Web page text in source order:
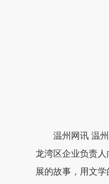
温州网讯 温州
龙湾区企业负责
展的故事，用文学